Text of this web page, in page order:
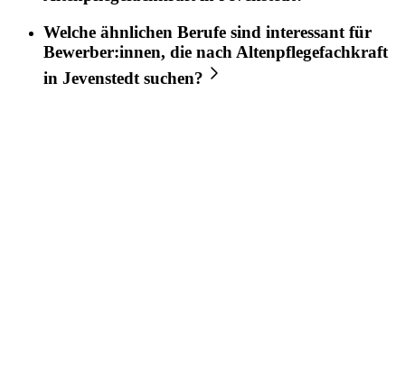
Welche ähnlichen Berufe sind interessant für
Bewerber:innen, die nach Altenpflegefachkraft
in Jevenstedt suchen?